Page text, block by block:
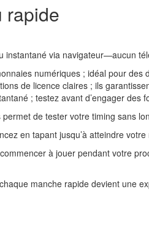
rapide
instantané via navigateur—aucun
numériques ; idéal pour des
de licence claires ; ils
; testez avant d’engager des
permet de tester votre timing sans
en tapant jusqu’à atteindre
à jouer pendant votre
manche rapide devient une